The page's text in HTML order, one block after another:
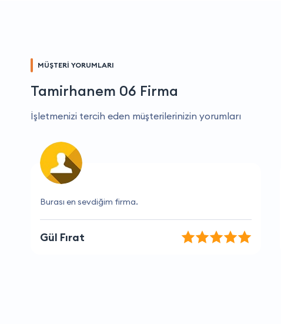
MÜŞTERİ YORUMLARI
Tamirhanem 06 Firma
İşletmenizi tercih eden müşterilerinizin yorumları
Mükemmel hizmet, çok yardımcı oldular.
Anıl Uysal